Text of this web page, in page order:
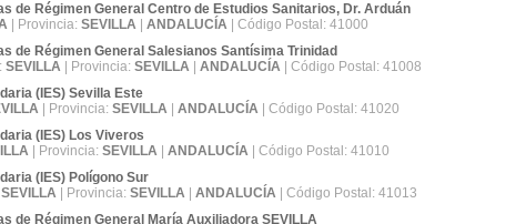
de Régimen General Centro de Estudios Sanitarios, Dr. Arduán
| Provincia: SEVILLA ANDALUCÍA | Código Postal: 41000
de Régimen General Salesianos Santísima Trinidad
SEVILLA | Provincia: SEVILLA ANDALUCÍA | Código Postal: 41008
(IES) Sevilla Este
| Provincia: SEVILLA ANDALUCÍA | Código Postal: 41020
(IES) Los Viveros
| Provincia: SEVILLA ANDALUCÍA | Código Postal: 41010
(IES) Polígono Sur
SEVILLA | Provincia: SEVILLA ANDALUCÍA | Código Postal: 41013
de Régimen General María Auxiliadora SEVILLA